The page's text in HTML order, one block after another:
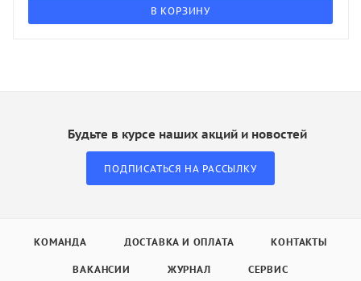
В КОРЗИНУ
Будьте в курсе наших акций и новостей
ПОДПИСАТЬСЯ НА РАССЫЛКУ
КОМАНДА ДОСТАВКА И ОПЛАТА КОНТАКТЫ
ВАКАНСИИ ЖУРНАЛ СЕРВИС